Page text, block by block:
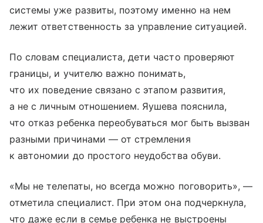
системы уже развиты, поэтому именно на нем
лежит ответственность за управление ситуацией.
По словам специалиста, дети часто проверяют
границы, и учителю важно понимать,
что их поведение связано с этапом развития,
а не с личным отношением. Яушева пояснила,
что отказ ребенка переобуваться мог быть вызван
разными причинами — от стремления
к автономии до простого неудобства обуви.
«Мы не телепаты, но всегда можно поговорить», —
отметила специалист. При этом она подчеркнула,
что даже если в семье ребенка не выстроены